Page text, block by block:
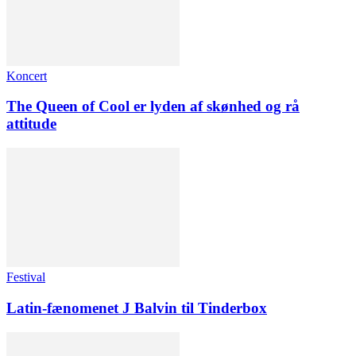
Koncert
The Queen of Cool er lyden af skønhed og rå
attitude
Festival
Latin-fænomenet J Balvin til Tinderbox